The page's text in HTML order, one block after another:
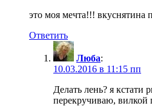
это моя мечта!!! вкуснятина
Ответить
Люба:
10.03.2016 в 11:15 пп
Делать лень? я кстати
перекручиваю,